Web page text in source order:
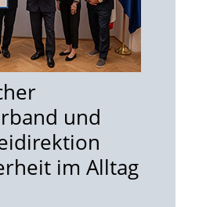
und
im Alltag